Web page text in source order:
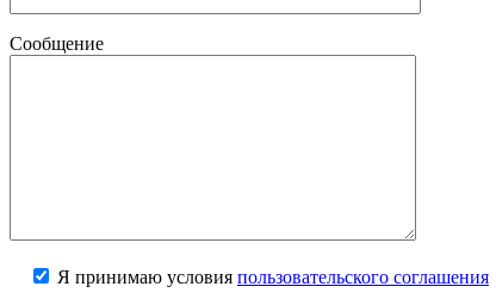
Сообщение
Я принимаю условия пользовательского соглашения